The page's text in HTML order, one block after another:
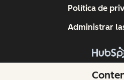
Copyright © 2026
Política de
Administrar